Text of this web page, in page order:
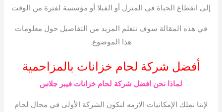
إلى انقطاع الحياة في المنزل أو الفيلا أو مؤسسة لفترة من الوقت
في هذه المقالة سوف نتعلم المزيد من التفاصيل حول معلومات
هذا الموضوع.
أفضل شركة لحام خزانات بالمزاحمية
لماذا نحن افضل شركة لحام خزانات فيبر جلاس
لإننا نملك الإمكانيات الازمه لنكون الشركة الأولى في مجال لحام